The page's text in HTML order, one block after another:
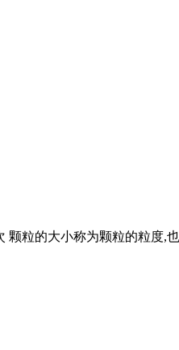
颗粒的大小称为颗粒的粒度